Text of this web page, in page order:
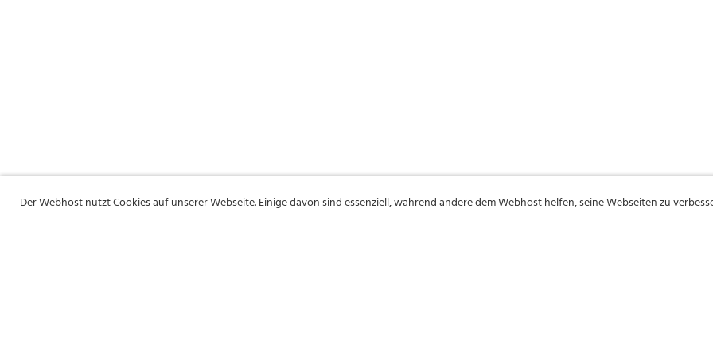
Der Webhost nutzt Cookies auf unserer Webseite. Einige davon sind essenziell, während andere dem Webhost helfen, seine Webseiten zu